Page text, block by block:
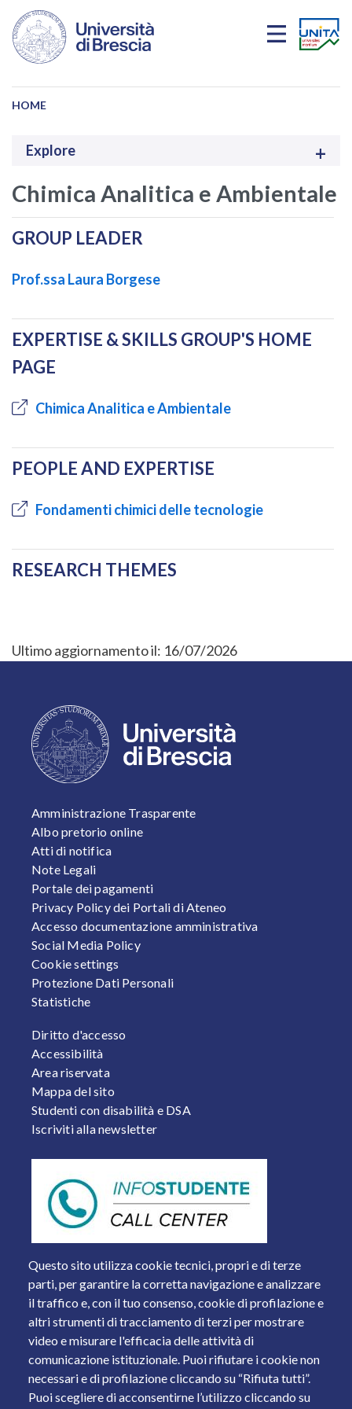
Salta al contenuto principale
HOME
Explore
Chimica Analitica e Ambientale
GROUP LEADER
Prof.ssa Laura Borgese
EXPERTISE & SKILLS GROUP'S HOME
PAGE
Chimica Analitica e Ambientale
PEOPLE AND EXPERTISE
Fondamenti chimici delle tecnologie
RESEARCH THEMES
Ultimo aggiornamento il: 16/07/2026
Questo sito utilizza cookie tecnici, propri e di terze
parti, per garantire la corretta navigazione e analizzare
il traffico e, con il tuo consenso, cookie di profilazione e
altri strumenti di tracciamento di terzi per mostrare
video e misurare l'efficacia delle attività di
comunicazione istituzionale. Puoi rifiutare i cookie non
necessari e di profilazione cliccando su “Rifiuta tutti”.
Puoi scegliere di acconsentirne l’utilizzo cliccando su
FOOTER 1
Amministrazione Trasparente
Albo pretorio online
Atti di notifica
Note Legali
Portale dei pagamenti
Privacy Policy dei Portali di Ateneo
Accesso documentazione amministrativa
Social Media Policy
Cookie settings
Protezione Dati Personali
Statistiche
FOOTER 2
Diritto d'accesso
Accessibilità
Area riservata
Mappa del sito
Studenti con disabilità e DSA
Iscriviti alla newsletter
Piazza del Mercato, 15 - 25121 Brescia